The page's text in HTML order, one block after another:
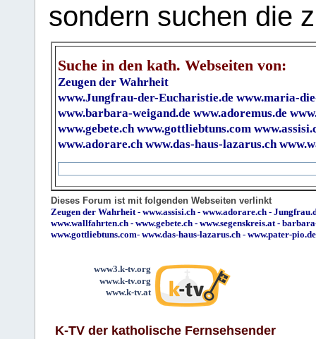
sondern suchen die
Suche in den kath. Webseiten von:
Zeugen der Wahrheit
www.Jungfrau-der-Eucharistie.de www.maria-
www.barbara-weigand.de www.adoremus.de
www.gebete.ch www.gottliebtuns.com
www.adorare.ch www.das-haus-lazarus.ch
Dieses Forum ist mit folgenden Webseiten verlinkt
Zeugen der Wahrheit- www.assisi.ch - www.adorare.ch -
www.wallfahrten.ch - www.gebete.ch - www.segenskreis.at-
www.gottliebtuns.com- www.das-haus-lazarus.ch - www.pater-pio.de
www3.k-tv.org
www.k-tv.org
www.k-tv.at
K-TV der katholische Fernsehsender